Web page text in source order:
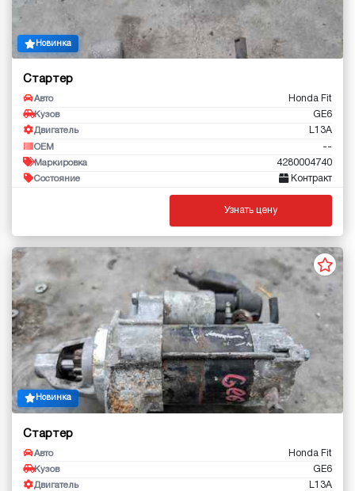
Новинка
Стартер
Авто Honda Fit
Кузов GE6
Двигатель L13A
OEM --
Маркировка 4280004740
Состояние Контракт
Узнать цену
Новинка
Стартер
Авто Honda Fit
Кузов GE6
Двигатель L13A